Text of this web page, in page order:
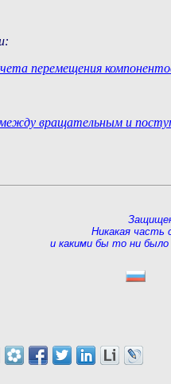
перемещения
между вращательным и
Никакая часть
и какими бы то ни было